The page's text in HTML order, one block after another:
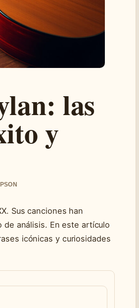
las
y
Sus canciones han
análisis. En este artículo
icónicas y curiosidades